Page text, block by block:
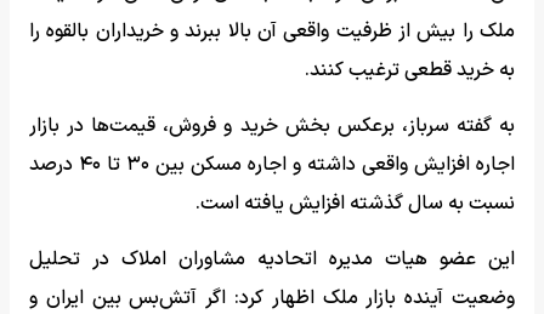
ملک را بیش از ظرفیت واقعی آن بالا ببرند و خریداران بالقوه را
به خرید قطعی ترغیب کنند.
به گفته سرباز، برعکس بخش خرید و فروش، قیمت‌ها در بازار
اجاره افزایش واقعی داشته و اجاره مسکن بین ۳۰ تا ۴۰ درصد
نسبت به سال گذشته افزایش یافته است.
این عضو هیات مدیره اتحادیه مشاوران املاک در تحلیل
وضعیت آینده بازار ملک اظهار کرد: اگر آتش‌بس بین ایران و